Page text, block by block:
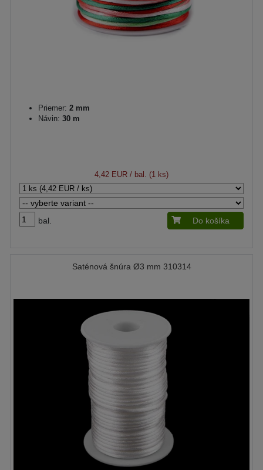
Priemer: 2 mm
Návin: 30 m
4,42 EUR / bal. (1 ks)
bal. Do košíka
Saténová šnúra Ø3 mm 310314